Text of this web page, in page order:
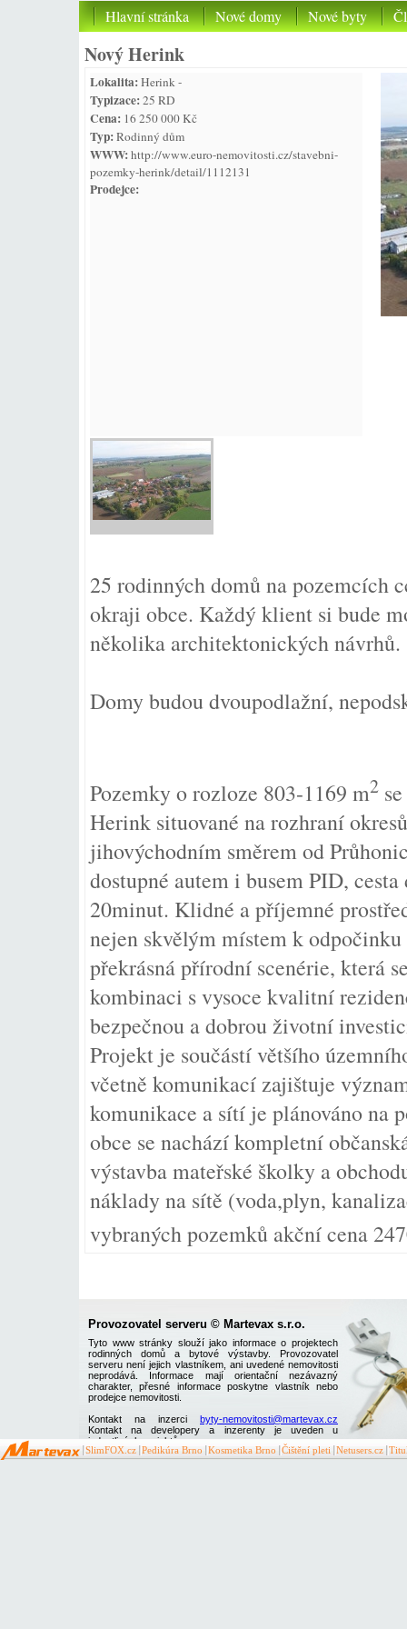
Hlavní stránka Nové domy Nové byty
Nový Herink
Lokalita:Herink -
Typizace:25 RD
Cena: 16 250 000 Kč
Typ:Rodinný dům
WWW:http://www.euro-nemovitosti.cz/stavebni-
pozemky-herink/detail/1112131
Prodejce:
25 rodinných domů na pozemcích
okraji obce. Každý klient si bude
několika architektonických návrhů.
Domy budou dvoupodlažní,
Pozemky o rozloze 803-1169 m2
Herink situované na rozhraní
jihovýchodním směrem od
dostupné autem i busem PID,
20minut. Klidné a příjemné
nejen skvělým místem k
překrásná přírodní scenérie, která
kombinaci s vysoce kvalitní
bezpečnou a dobrou životní
Projekt je součástí většího
včetně komunikací zajištuje
komunikace a sítí je plánováno
obce se nachází kompletní
výstavba mateřské školky a
náklady na sítě (voda,plyn,
vybraných pozemků akční cena
Provozovatel serveru © Martevax s.r.o.
Tyto www stránky slouží jako informace o projektech
rodinných domů a bytové výstavby. Provozovatel
serveru není jejich vlastníkem, ani uvedené nemovitosti
neprodává. Informace mají orientační nezávazný
charakter, přesné informace poskytne vlastník nebo
prodejce nemovitosti.
Kontakt na inzerci byty-nemovitosti@martevax.cz
Kontakt na developery a inzerenty je uveden u
jednotlivých projektů
SlimFOX.cz Pedikúra Brno Kosmetika Brno Čištění pleti Netusers.cz